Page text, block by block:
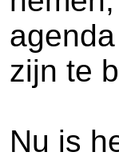
zijn te
Nu is